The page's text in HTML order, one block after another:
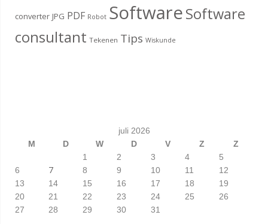
converter JPG PDF Robot SoftwareSoftware
consultant Tekenen Tips Wiskunde
juli 2026
M
D W D V Z
Z
1
2 3 4
5
6
7 8 9 10 11
12
13
14 15 16 17 18
19
20
21 22 23 24 25
26
27
28 29 30 31